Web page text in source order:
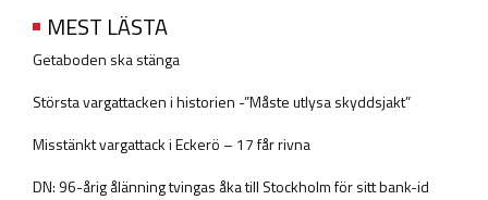
MEST LÄSTA
Getaboden ska stänga
Största vargattacken i historien -”Måste utlysa skyddsjakt”
Misstänkt vargattack i Eckerö – 17 får rivna
DN: 96-årig ålänning tvingas åka till Stockholm för sitt bank-id